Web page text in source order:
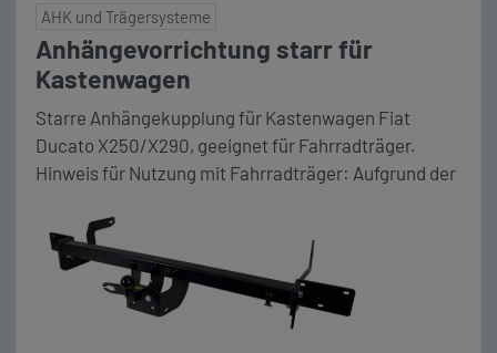
AHK und Trägersysteme
Anhängevorrichtung starr für
Kastenwagen
Starre Anhängekupplung für Kastenwagen Fiat
Ducato X250/X290, geeignet für Fahrradträger.
Hinweis für Nutzung mit Fahrradträger: Aufgrund der
Ausprägung der Kupplungsaufnahme an Ihrem
Fahrradträger kann das öffnen der Hecktüren
ausschließlich NICHT gewährleistet werden. Bitte
beachten Sie auch unsere alternativen